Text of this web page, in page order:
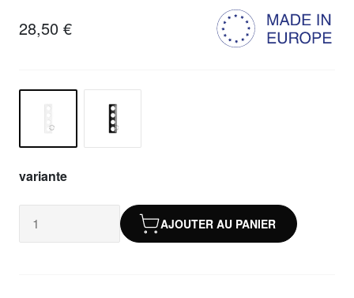
28,50 €
variante
AJOUTER AU PANIER